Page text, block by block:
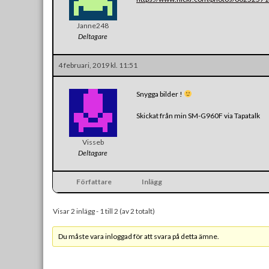
Janne248
Deltagare
4 februari, 2019 kl. 11:51
Visseb
Deltagare
Snygga bilder !
Skickat från min SM-G960F via Tapatalk
Författare Inlägg
Visar 2 inlägg - 1 till 2 (av 2 totalt)
Du måste vara inloggad för att svara på detta ämne.